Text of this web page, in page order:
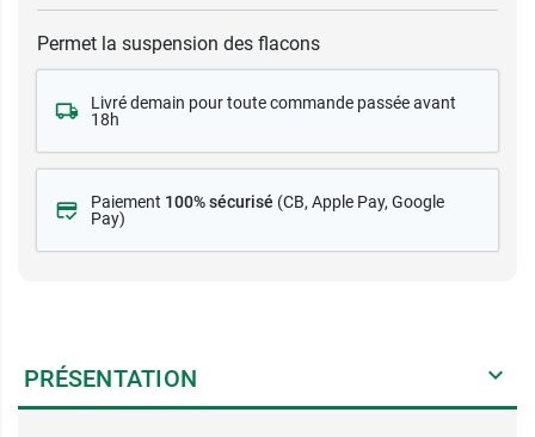
Permet la suspension des flacons
Livré demain pour toute commande passée avant
18h
Paiement 100% sécurisé (CB, Apple Pay, Google
Pay)
PRÉSENTATION